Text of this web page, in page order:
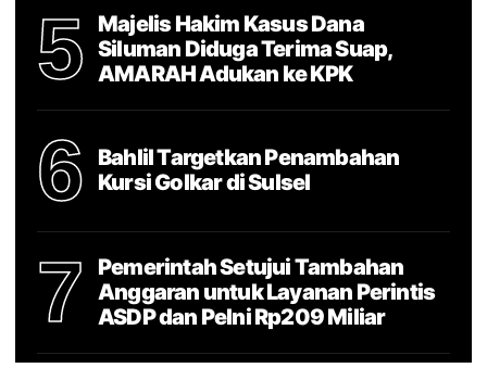
5
Majelis Hakim Kasus Dana
Siluman Diduga Terima Suap,
AMARAH Adukan ke KPK
6
Bahlil Targetkan Penambahan
Kursi Golkar di Sulsel
7
Pemerintah Setujui Tambahan
Anggaran untuk Layanan Perintis
ASDP dan Pelni Rp209 Miliar